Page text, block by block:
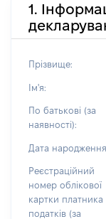
1.
Прізвище:
Ім'я:
По батькові (за
наявності):
Дата
Реєстраційний
номер облікової
картки платника
податків (за